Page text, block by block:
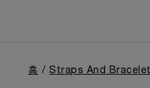
홈 Straps And